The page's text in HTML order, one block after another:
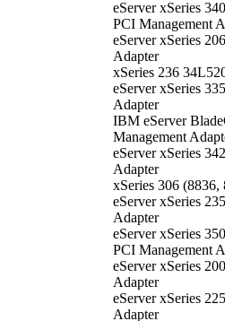
eServer xSeries
PCI Management
eServer xSeries
Adapter
xSeries 236
eServer xSeries
Adapter
IBM eServer
Management
eServer xSeries
Adapter
xSeries 306
eServer xSeries
Adapter
eServer xSeries
PCI Management
eServer xSeries
Adapter
eServer xSeries
Adapter